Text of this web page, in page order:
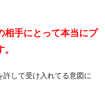
相手にとって本当にプ
して受け入れてる意図に